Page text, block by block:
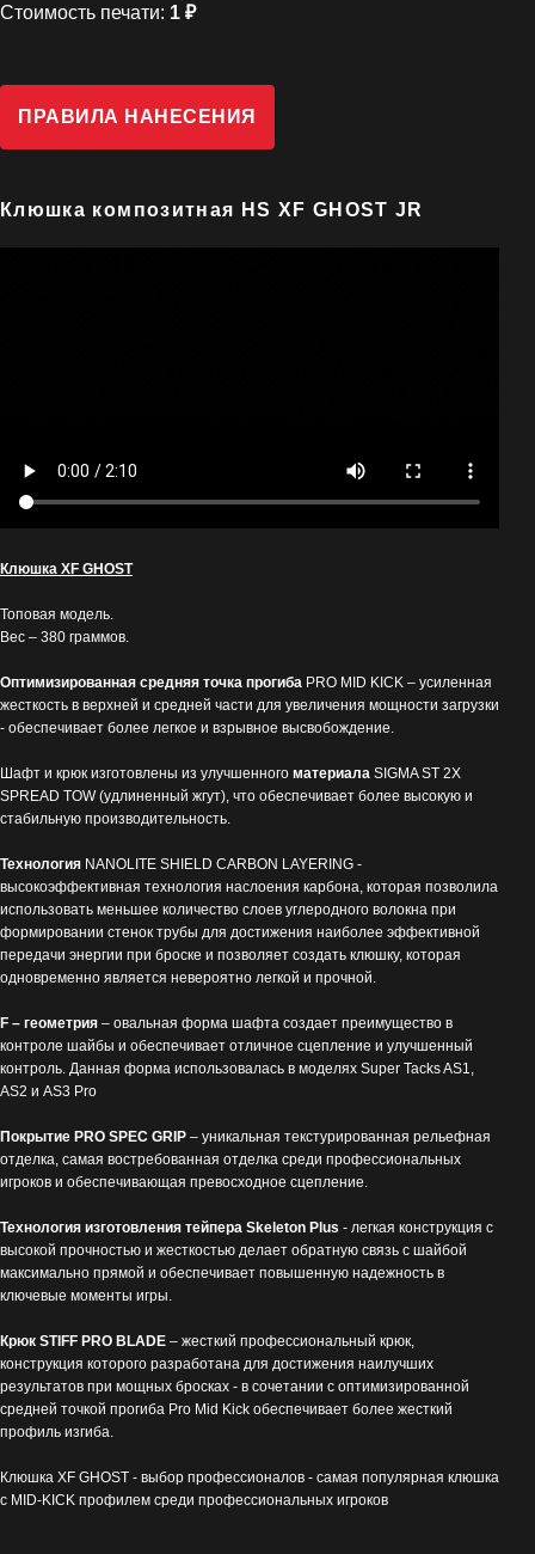
Стоимость печати: 1 ₽
ПРАВИЛА НАНЕСЕНИЯ
Клюшка композитная HS XF GHOST JR
Клюшка XF GHOST
Топовая модель.
Вес – 380 граммов.
Оптимизированная средняя точка прогиба PRO MID KICK – усиленная
жесткость в верхней и средней части для увеличения мощности загрузки
- обеспечивает более легкое и взрывное высвобождение.
Шафт и крюк изготовлены из улучшенного материала SIGMA ST 2X
SPREAD TOW (удлиненный жгут), что обеспечивает более высокую и
стабильную производительность.
Технология NANOLITE SHIELD CARBON LAYERING -
высокоэффективная технология наслоения карбона, которая позволила
использовать меньшее количество слоев углеродного волокна при
формировании стенок трубы для достижения наиболее эффективной
передачи энергии при броске и позволяет создать клюшку, которая
одновременно является невероятно легкой и прочной.
F – геометрия – овальная форма шафта создает преимущество в
контроле шайбы и обеспечивает отличное сцепление и улучшенный
контроль. Данная форма использовалась в моделях Super Tacks AS1,
AS2 и AS3 Pro
Покрытие PRO SPEC GRIP – уникальная текстурированная рельефная
отделка, самая востребованная отделка среди профессиональных
игроков и обеспечивающая превосходное сцепление.
Технология изготовления тейпера Skeleton Plus - легкая конструкция с
высокой прочностью и жесткостью делает обратную связь с шайбой
максимально прямой и обеспечивает повышенную надежность в
ключевые моменты игры.
Крюк STIFF PRO BLADE – жесткий профессиональный крюк,
конструкция которого разработана для достижения наилучших
результатов при мощных бросках - в сочетании с оптимизированной
средней точкой прогиба Pro Mid Kick обеспечивает более жесткий
профиль изгиба.
Клюшка XF GHOST - выбор профессионалов - самая популярная клюшка
с MID-KICK профилем среди профессиональных игроков